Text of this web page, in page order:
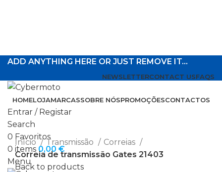
ADD ANYTHING HERE OR JUST REMOVE IT…
NEWSLETTERCONTACT USFAQS
HOMELOJAMARCASSOBRE NÓSPROMOÇÕESCONTACTOS
Entrar / Registar
Search
0 Favoritos
0 items 0,00 €
Menu
Click to enlarge
Início
Transmissão
Correias
Correia de transmissão Gates 21403
Back to products